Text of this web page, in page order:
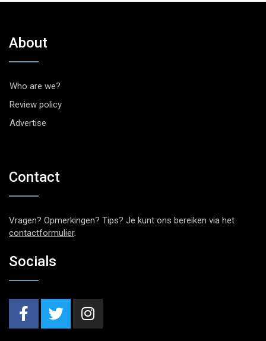
About
Who are we?
Review policy
Advertise
Contact
Vragen? Opmerkingen? Tips? Je kunt ons bereiken via het
contactformulier.
Socials